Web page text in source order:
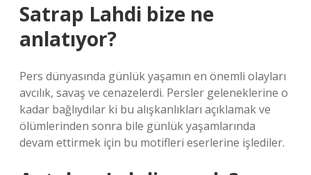
Satrap Lahdi bize ne
anlatıyor?
Pers dünyasında günlük yaşamın en önemli olayları
avcılık, savaş ve cenazelerdi. Persler geleneklerine o
kadar bağlıydılar ki bu alışkanlıkları açıklamak ve
ölümlerinden sonra bile günlük yaşamlarında
devam ettirmek için bu motifleri eserlerine işlediler.